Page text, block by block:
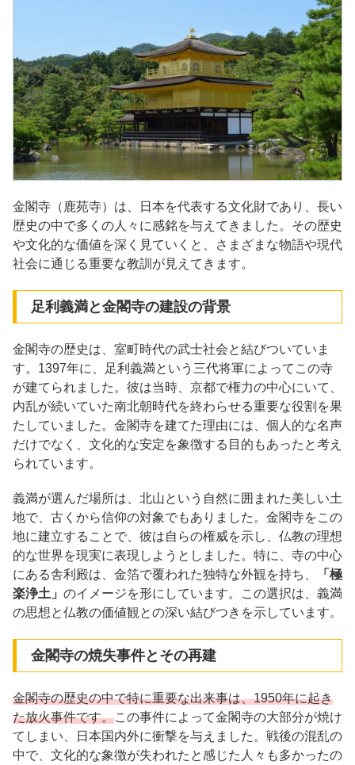
金閣寺（鹿苑寺）は、日本を代表する文化財であり、長い
歴史の中で多くの人々に感銘を与えてきました。その歴史
や文化的な価値を深く見ていくと、さまざまな物語や現代
社会に通じる重要な教訓が見えてきます。
足利義満と金閣寺の建設の背景
金閣寺の歴史は、室町時代の武士社会と結びついていま
す。1397年に、足利義満という三代将軍によってこの寺
が建てられました。彼は当時、京都で権力の中心にいて、
内乱が続いていた南北朝時代を終わらせる重要な役割を果
たしていました。金閣寺を建てた理由には、個人的な名声
だけでなく、文化的な安定を象徴する目的もあったと考え
られています。
義満が選んだ場所は、北山という自然に囲まれた美しい土
地で、古くから信仰の対象でもありました。金閣寺をこの
地に建立することで、彼は自らの権威を示し、仏教の理想
的な世界を現実に表現しようとしました。特に、寺の中心
にある舎利殿は、金箔で覆われた独特な外観を持ち、
「極
楽浄土」 のイメージを形にしています。この選択は、義満
の思想と仏教の価値観との深い結びつきを示しています。
金閣寺の焼失事件とその再建
金閣寺の歴史の中で特に重要な出来事は、1950年に起き
た放火事件です。この事件によって金閣寺の大部分が焼け
てしまい、日本国内外に衝撃を与えました。戦後の混乱の
中で、文化的な象徴が失われたと感じた人々も多かったの